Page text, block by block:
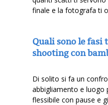
finale e la fotografa ti
Quali sono le fasi
shooting con
Di solito si fa un
abbigliamento e luogo
flessibile con pause e